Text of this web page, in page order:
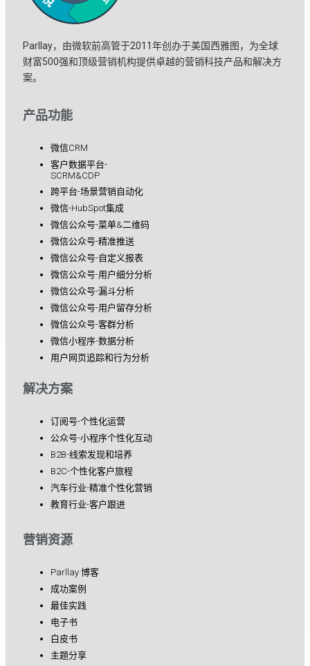
Parllay，由微软前高管于2011年创办于美国西雅图，为全球
财富500强和顶级营销机构提供卓越的营销科技产品和解决方
案。
产品功能
微信CRM
客户数据平台-
SCRM&CDP
跨平台-场景营销自动化
微信-HubSpot集成
微信公众号-菜单&二维码
微信公众号-精准推送
微信公众号-自定义报表
微信公众号-用户细分分析
微信公众号-漏斗分析
微信公众号-用户留存分析
微信公众号-客群分析
微信小程序-数据分析
用户网页追踪和行为分析
解决方案
订阅号-个性化运营
公众号-小程序个性化互动
B2B-线索发现和培养
B2C-个性化客户旅程
汽车行业-精准个性化营销
教育行业-客户跟进
营销资源
Parllay 博客
成功案例
最佳实践
电子书
白皮书
主题分享